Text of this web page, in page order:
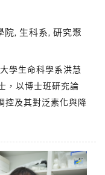
院, 生科系, 研究聚
學生命科學系洪慧
，以博士班研究論
控及其對泛素化與降